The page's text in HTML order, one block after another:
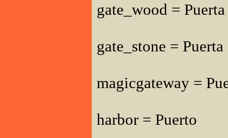
gate_wood =
gate_stone =
magicgateway =
harbor = Puerto